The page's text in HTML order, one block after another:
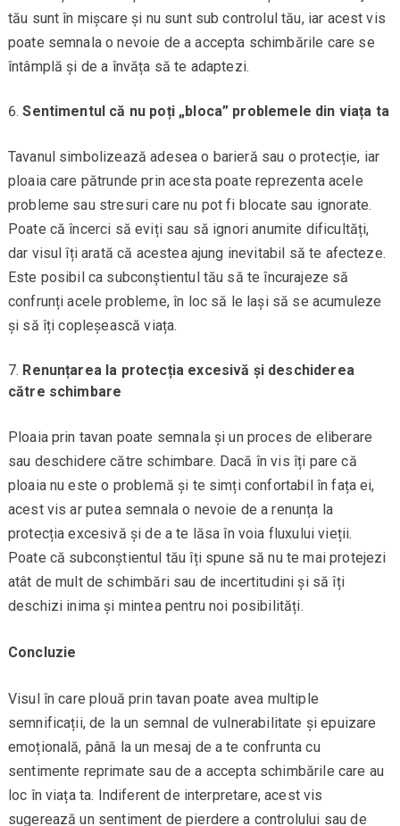
tău sunt în mișcare și nu sunt sub controlul tău, iar acest vis
poate semnala o nevoie de a accepta schimbările care se
întâmplă și de a învăța să te adaptezi.
Sentimentul că nu poți „bloca” problemele din viața ta
Tavanul simbolizează adesea o barieră sau o protecție, iar
ploaia care pătrunde prin acesta poate reprezenta acele
probleme sau stresuri care nu pot fi blocate sau ignorate.
Poate că încerci să eviți sau să ignori anumite dificultăți,
dar visul îți arată că acestea ajung inevitabil să te afecteze.
Este posibil ca subconștientul tău să te încurajeze să
confrunți acele probleme, în loc să le lași să se acumuleze
și să îți copleșească viața.
Renunțarea la protecția excesivă și deschiderea
către schimbare
Ploaia prin tavan poate semnala și un proces de eliberare
sau deschidere către schimbare. Dacă în vis îți pare că
ploaia nu este o problemă și te simți confortabil în fața ei,
acest vis ar putea semnala o nevoie de a renunța la
protecția excesivă și de a te lăsa în voia fluxului vieții.
Poate că subconștientul tău îți spune să nu te mai protejezi
atât de mult de schimbări sau de incertitudini și să îți
deschizi inima și mintea pentru noi posibilități.
Concluzie
Visul în care plouă prin tavan poate avea multiple
semnificații, de la un semnal de vulnerabilitate și epuizare
emoțională, până la un mesaj de a te confrunta cu
sentimente reprimate sau de a accepta schimbările care au
loc în viața ta. Indiferent de interpretare, acest vis
sugerează un sentiment de pierdere a controlului sau de